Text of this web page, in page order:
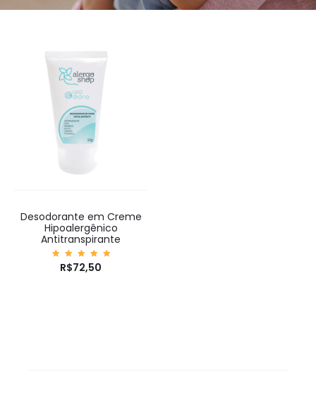
Desodorante em Creme
Hipoalergênico
Antitranspirante
Avaliaç
ão
R$72,50